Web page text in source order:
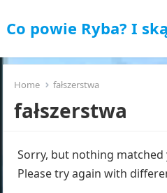
Co powie Ryba? I
Home fałszerstwa
fałszerstwa
Sorry, but nothing
Please try again with